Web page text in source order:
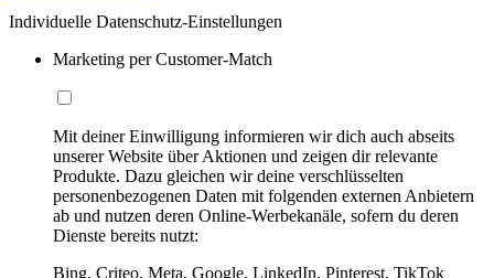
Individuelle Datenschutz-Einstellungen
Marketing per Customer-Match
Mit deiner Einwilligung informieren wir dich auch abseits
unserer Website über Aktionen und zeigen dir relevante
Produkte. Dazu gleichen wir deine verschlüsselten
personenbezogenen Daten mit folgenden externen Anbietern
ab und nutzen deren Online-Werbekanäle, sofern du deren
Dienste bereits nutzt:
Bing, Criteo, Meta, Google, LinkedIn, Pinterest, TikTok